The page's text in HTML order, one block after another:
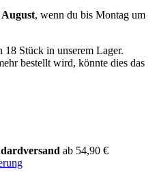
August, wenn du bis Montag um
Stück in unserem Lager.
bestellt wird, könnte dies das
ab 54,90 €